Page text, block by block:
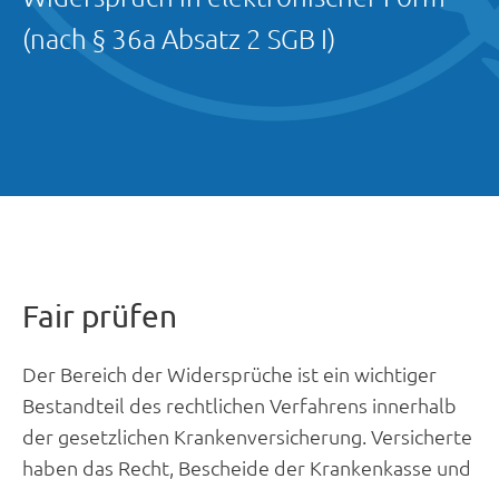
(nach § 36a Absatz 2 SGB I)
Fair prüfen
Der Bereich der Widersprüche ist ein wichtiger
Bestandteil des rechtlichen Verfahrens innerhalb
der gesetzlichen Krankenversicherung. Versicherte
haben das Recht, Bescheide der Krankenkasse und